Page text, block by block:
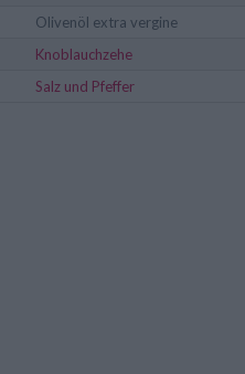
Olivenöl extra vergine
Knoblauchzehe
Salz und Pfeffer